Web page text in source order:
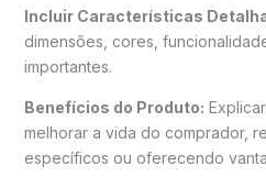
Incluir Características
dimensões, cores,
importantes.
Benefícios do Produto:
melhorar a vida do comprador,
específicos ou oferecendo